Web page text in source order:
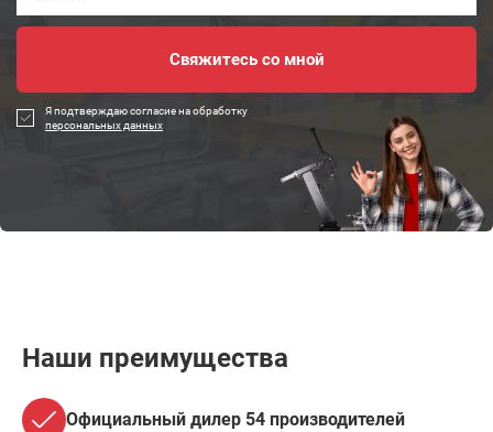
Я подтверждаю согласие на обработку
персональных данных
Наши преимущества
Официальный дилер 54 производителей